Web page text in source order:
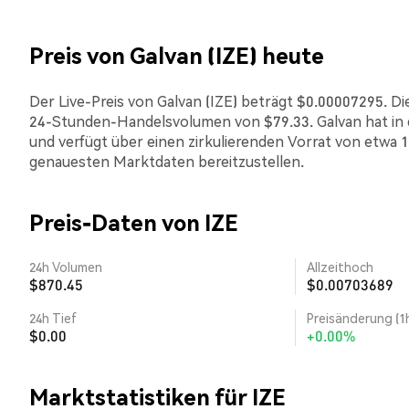
Preis von Galvan (IZE) heute
Der Live-Preis von Galvan (IZE) beträgt $0.00007295.
24-Stunden-Handelsvolumen von $79.33. Galvan hat
und verfügt über einen zirkulierenden Vorrat von etwa
genauesten Marktdaten bereitzustellen.
Preis-Daten von IZE
24h Volumen
$870.45
Allzeithoch
$0.00703689
24h Tief
$0.00
Preisänderung
+0.00%
Marktstatistiken für IZE